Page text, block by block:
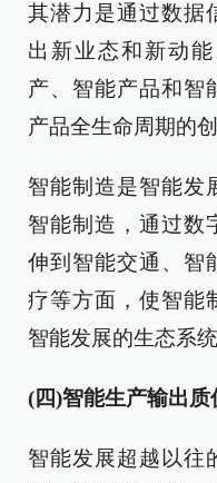
其潜力是通过数据
出新业态和新动
产、智能产品和智
产品全生命周期的
智能制造是智能发
智能制造，通过数
伸到智能交通、智
疗等方面，使智能
智能发展的生态系
(四)智能生产输出
智能发展超越以往